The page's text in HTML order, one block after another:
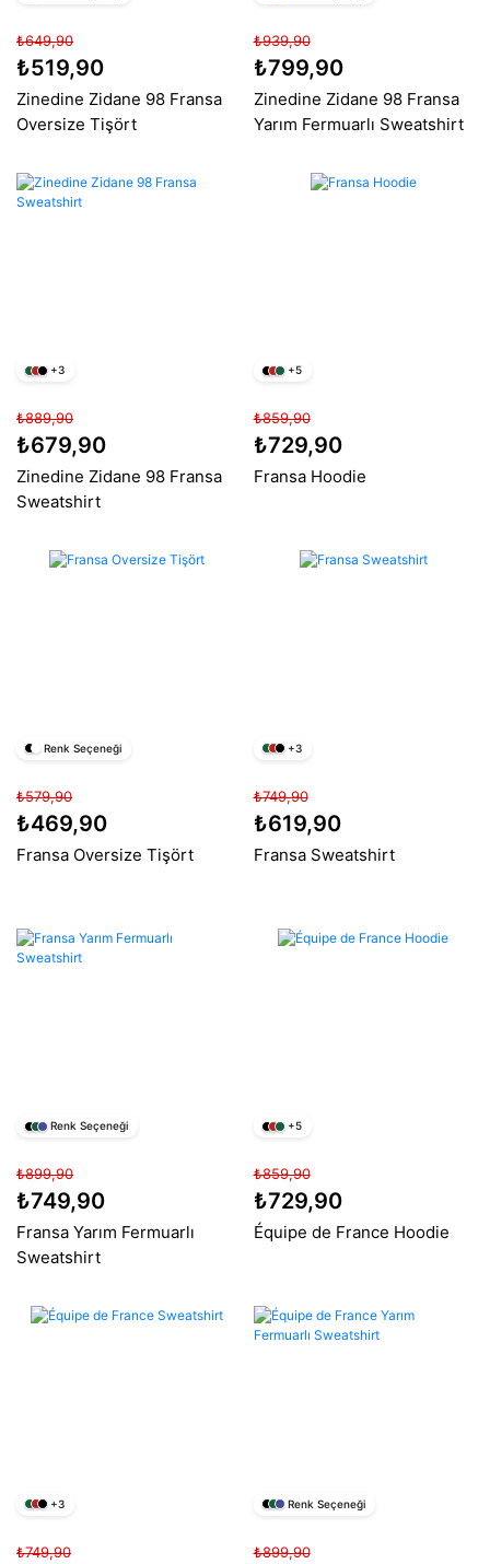
₺649,90
₺519,90
Zinedine Zidane 98 Fransa
Oversize Tişört
₺939,90
₺799,90
Zinedine Zidane 98 Fransa
Yarım Fermuarlı Sweatshirt
+3
₺889,90
₺679,90
Zinedine Zidane 98 Fransa
Sweatshirt
+5
₺859,90
₺729,90
Fransa Hoodie
Renk Seçeneği
₺579,90
₺469,90
Fransa Oversize Tişört
+3
₺749,90
₺619,90
Fransa Sweatshirt
Renk Seçeneği
₺899,90
₺749,90
Fransa Yarım Fermuarlı
Sweatshirt
+5
₺859,90
₺729,90
Équipe de France Hoodie
+3
₺749,90
Renk Seçeneği
₺899,90